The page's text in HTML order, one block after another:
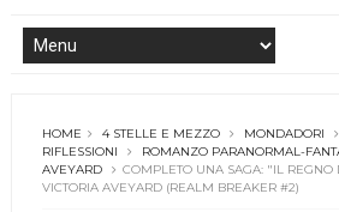
HOME 4 STELLE E MEZZO MONDADORI
RIFLESSIONI
ROMANZO PARANORMAL-
AVEYARD
COMPLETO UNA SAGA: "IL
VICTORIA AVEYARD (REALM BREAKER #2)